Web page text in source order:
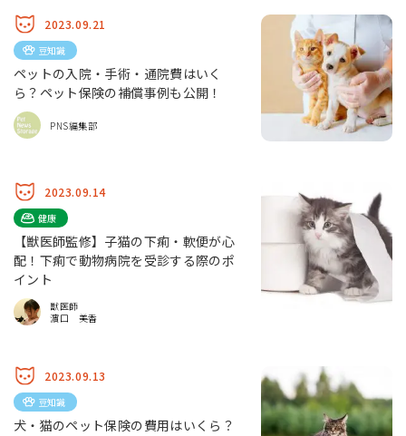
2023.09.21
豆知識
ペットの入院・手術・通院費はいく
ら？ペット保険の補償事例も公開！
PNS編集部
2023.09.14
健康
【獣医師監修】子猫の下痢・軟便が心
配！下痢で動物病院を受診する際のポ
イント
獣医師
濵口 美香
2023.09.13
豆知識
犬・猫のペット保険の費用はいくら？